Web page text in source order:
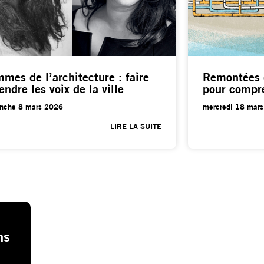
de l’architecture : faire
les voix de la ville
8 mars 2026
LIRE LA SUITE
pour
mercredi 18